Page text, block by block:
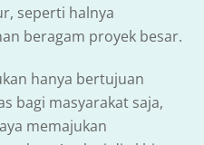
seperti halnya
beragam proyek besar.
hanya bertujuan
bagi masyarakat saja,
memajukan